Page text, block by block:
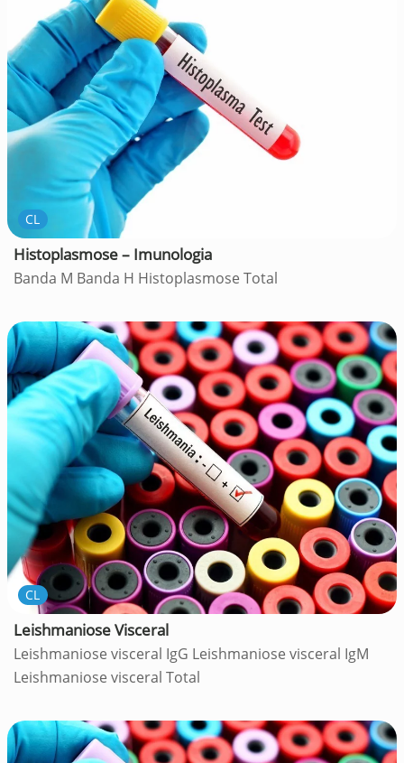
CL
Histoplasmose – Imunologia
Banda M Banda H Histoplasmose Total
CL
Leishmaniose Visceral
Leishmaniose visceral IgG Leishmaniose visceral IgM
Leishmaniose visceral Total